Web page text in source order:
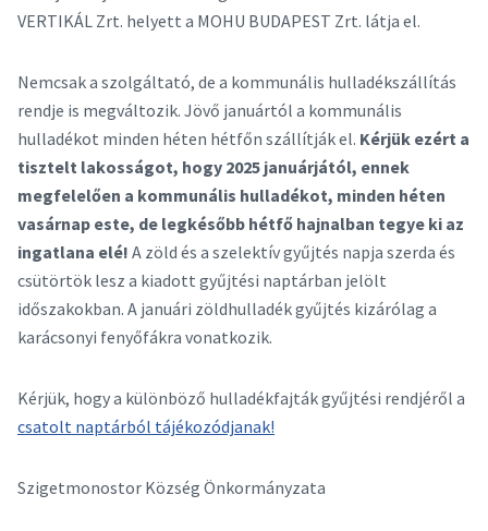
VERTIKÁL Zrt. helyett a MOHU BUDAPEST Zrt. látja el.
Nemcsak a szolgáltató, de a kommunális hulladékszállítás
rendje is megváltozik. Jövő januártól a kommunális
hulladékot minden héten hétfőn szállítják el. Kérjük ezért a
tisztelt lakosságot, hogy 2025 januárjától, ennek
megfelelően a kommunális hulladékot, minden héten
vasárnap este, de legkésőbb hétfő hajnalban tegye ki az
ingatlana elé! A zöld és a szelektív gyűjtés napja szerda és
csütörtök lesz a kiadott gyűjtési naptárban jelölt
időszakokban. A januári zöldhulladék gyűjtés kizárólag a
karácsonyi fenyőfákra vonatkozik.
Kérjük, hogy a különböző hulladékfajták gyűjtési rendjéről a
csatolt naptárból tájékozódjanak!
Szigetmonostor Község Önkormányzata